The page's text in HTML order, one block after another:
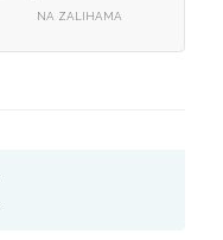
NA ZALIHAMA